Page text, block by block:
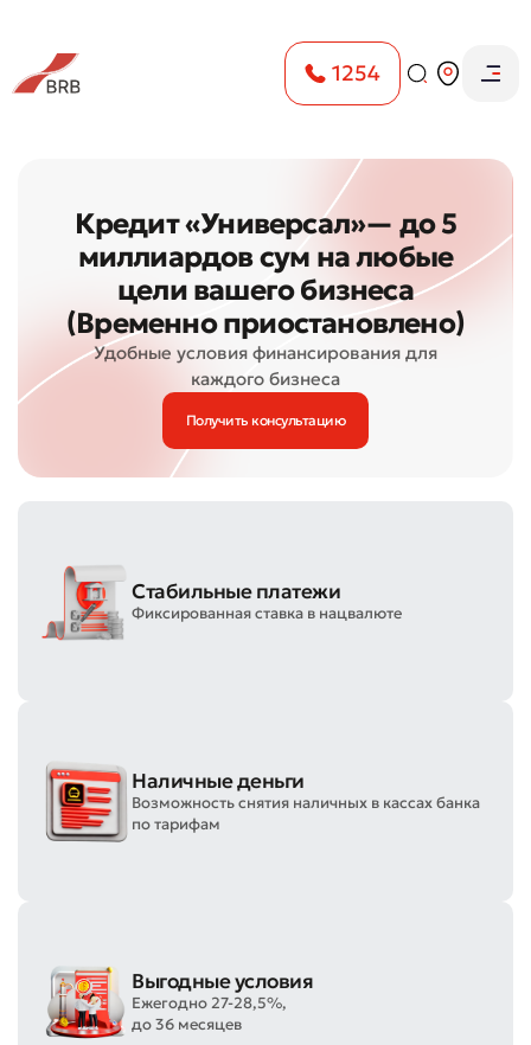
1254
Кредит «Универсал»— до 5
миллиардов сум на любые
цели вашего бизнеса
(Временно приостановлено)
Удобные условия финансирования для
каждого бизнеса
Получить консультацию
Стабильные платежи
Фиксированная ставка в нацвалюте
Наличные деньги
Возможность снятия наличных в кассах банка
по тарифам
Выгодные условия
Ежегодно 27-28,5%,
до 36 месяцев